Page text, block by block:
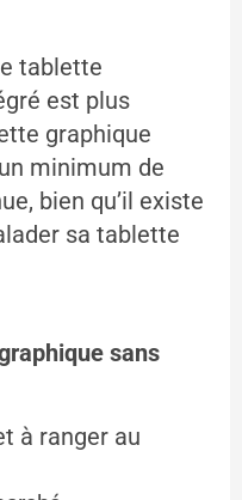
tablette
est plus
graphique
minimum de
bien qu’il existe
sa tablette
sans
à ranger au